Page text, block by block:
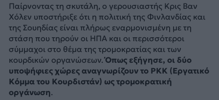
Παίρνοντας τη σκυτάλη, ο γερουσιαστής Κρις Βαν
Χόλεν υποστήριξε ότι η πολιτική της Φινλανδίας και
της Σουηδίας είναι πλήρως εναρμονισμένη με τη
στάση που τηρούν οι ΗΠΑ και οι περισσότεροι
σύμμαχοι στο θέμα της τρομοκρατίας και των
κουρδικών οργανώσεων.Όπως εξήγησε, οι δύο
υποψήφιες χώρες αναγνωρίζουν το PKK (Εργατικό
Κόμμα του Κουρδιστάν) ως τρομοκρατική
οργάνωση.